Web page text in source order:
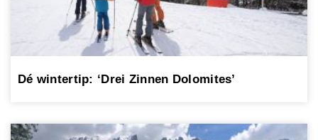
Dé wintertip: ‘Drei Zinnen Dolomites’